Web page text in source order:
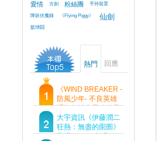
愛情 古劍 粉絲團
手持裝置
降妖伏魔錄
《Flying Piggy》 仙劍
籃球鬪
熱門 回應
《WIND BREAKER -
防風少年- 不良英雄
譚》傳說中最強的男
人現身！即將顛覆風
鈴高中！
大宇資訊《伊藤潤二
狂熱：無盡的囹圄》
登場 Steam 新品節